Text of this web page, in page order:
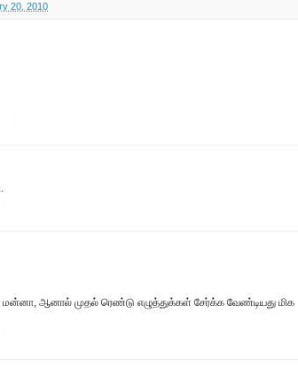
20, 2010
மன்னா, ஆனால் முதல் ரெண்டு எழுத்துக்கள் சேர்க்க வேண்டியது மிக